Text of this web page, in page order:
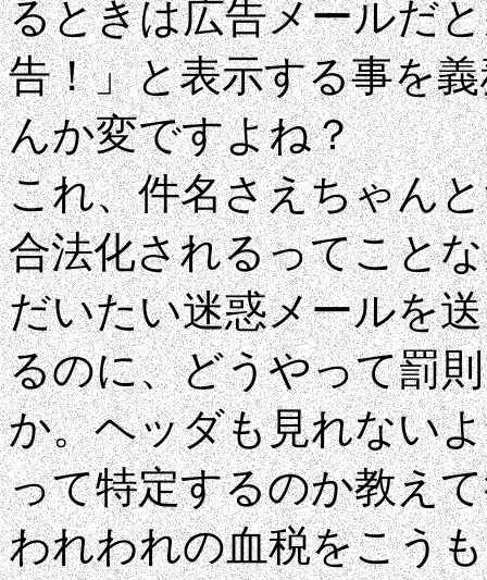
るときは広告メールだ
告！」と表示する事を
んか変ですよね？
これ、件名さえちゃん
合法化されるってこと
だいたい迷惑メールを
るのに、どうやって罰
か。ヘッダも見れない
って特定するのか教え
われわれの血税をこう